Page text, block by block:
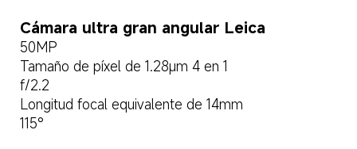
Cámara ultra gran angular Leica
50MP
Tamaño de píxel de 1.28μm 4 en 1
f/2.2
Longitud focal equivalente de 14mm
115°